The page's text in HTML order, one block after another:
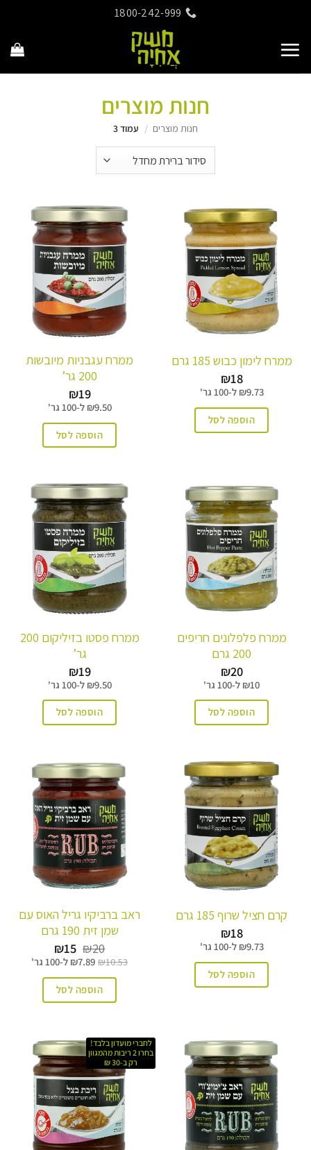
content
1800-242-999
חנות מוצרים
חנות מוצרים / עמוד 3
ממרח לימון כבוש 185 גרם
₪18
₪9.73 ל-100 גר'
הוספה לסל
ממרח עגבניות מיובשות
200 גר’
₪19
₪9.50 ל-100 גר'
הוספה לסל
ממרח פלפלונים חריפים
200 גרם
₪20
₪10 ל-100 גר'
הוספה לסל
ממרח פסטו בזיליקום 200
גר’
₪19
₪9.50 ל-100 גר'
הוספה לסל
קרם חציל שרוף 185 גרם
₪18
₪9.73 ל-100 גר'
הוספה לסל
ראב ברביקיו גריל האוס עם
שמן זית 190 גרם
₪20 המחיר
המקורי
₪20.
₪15
הנוכחי
₪15.
₪10.53
₪7.89 ל-100 גר'
הוספה לסל
לחברי מועדון בלבד!
בחרו 2 ריבות מהמגוון
רק ב-30 ₪